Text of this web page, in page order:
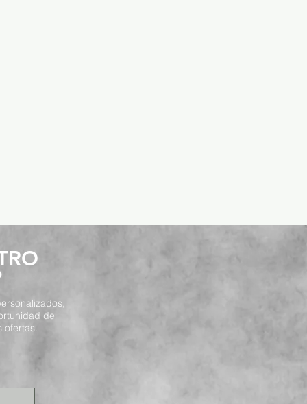
de
ofertas.